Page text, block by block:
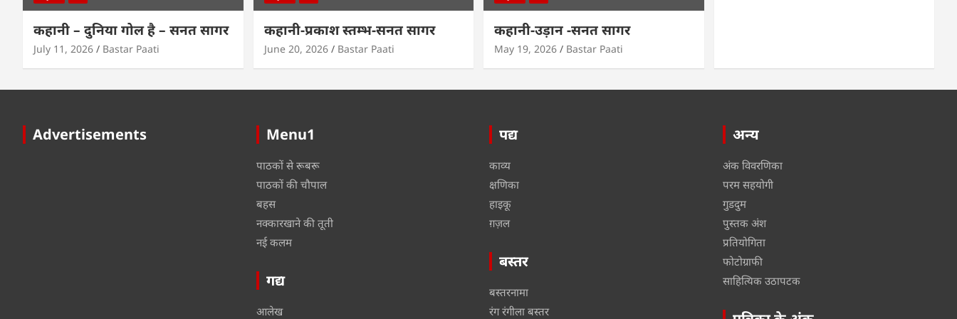
कहानी – दुनिया गोल है – सनत सागर
July 11, 2026 Bastar Paati
कहानी-प्रकाश स्तम्भ-सनत सागर
June 20, 2026 Bastar Paati
कहानी-उड़ान -सनत सागर
May 19, 2026 Bastar Paati
Advertisements Menu1
पाठकों से रूबरू
पाठकों की चौपाल
बहस
नक्कारखाने की तूती
नई कलम
गद्य
आलेख
पद्य
काव्य
क्षणिका
हाइकू
ग़ज़ल
बस्तर
बस्तरनामा
रंग रंगीला बस्तर
अन्य
अंक विवरणिका
परम सहयोगी
गुडदुम
पुस्तक अंश
प्रतियोगिता
फोटोग्राफी
साहित्यिक उठापटक